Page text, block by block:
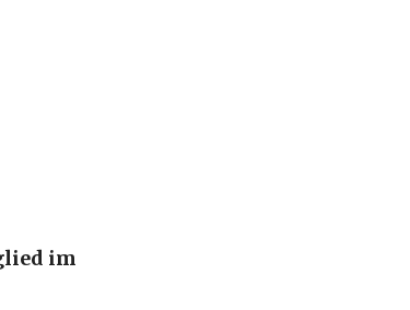
im